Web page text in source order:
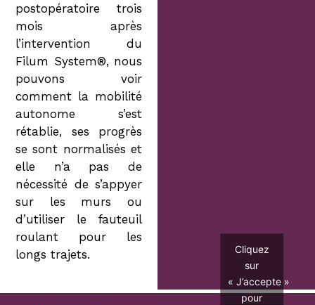
postopératoire trois
mois après
l’intervention du
Filum System®, nous
pouvons voir
comment la mobilité
autonome s’est
rétablie, ses progrès
se sont normalisés et
elle n’a pas de
nécessité de s’appyer
sur les murs ou
d’utiliser le fauteuil
roulant pour les
longs trajets.
Cliquez
sur
« J’accepte »
pour